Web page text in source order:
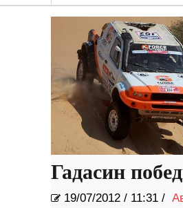
Гадасин
19/07/2012 / 11:31 /